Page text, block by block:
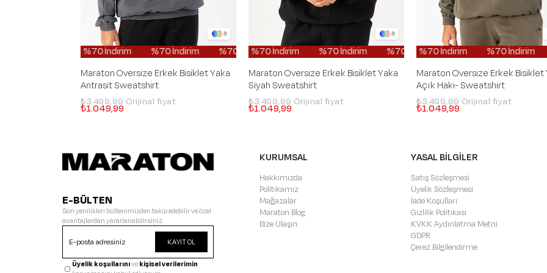
3
%70 İndirim %70 İndirim %70 İndirim %70 İndirim %70 İndirim %70 İndirim %70 İndirim %70
Maraton Oversize Erkek Bisiklet Yaka
Antrasit Sweatshirt
₺1.049,99
₺3.499,99
3
%70 İndirim %70 İndirim %70 İndirim %70 İndirim %70 İndirim
Maraton Oversize Erkek Bisiklet Yaka
Siyah Sweatshirt
₺1.049,99
₺3.499,99
%70 İndirim %70 İndirim %70
Maraton Oversize Erkek Bisiklet
Açık Haki- Sweatshirt
₺1.049,99
₺3.499,99
E-BÜLTEN
Son yenilikleri bültenimizden takip edebilir ve özel
avantajlardan yararlanabilirsiniz.
KAYIT OL
Üyelik koşullarınıvekişisel verilerimin
KURUMSAL
Hakkımızda
Politikamız
Mağazalar
Maraton Blog
Bize Ulaşın
YASAL BİLGİLER
Satış Sözleşmesi
Üyelik Sözleşmesi
İade Koşulları
Gizlilik Politikası
KVKK Aydınlatma Metni
GDPR
Çerez Bilgilendirme